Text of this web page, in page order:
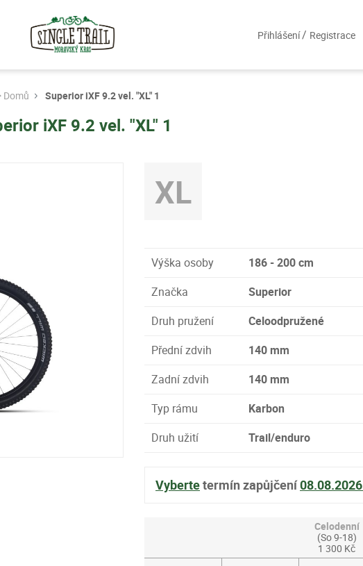
Přihlášení/ Registrace
Domů Superior iXF 9.2 vel. "XL" 1
iXF 9.2 vel. "XL" 1
XL
Výška osoby
186 - 200 cm
Značka
Superior
Druh pružení
Celoodpružené
Přední zdvih
140 mm
Zadní zdvih
140 mm
Typ rámu
Karbon
Druh užití
Trail/enduro
Vybertetermín zapůjčení08.08.2026
Celodenní
(So 9-18)
1 300 Kč